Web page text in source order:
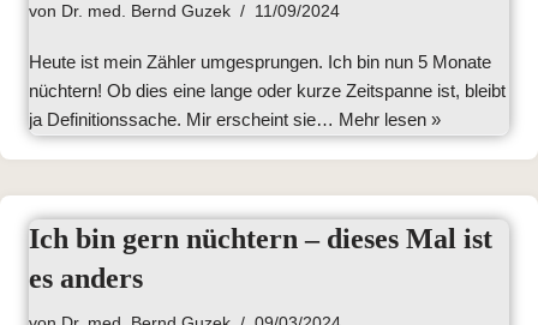
von Dr. med. Bernd Guzek 11/09/2024
Heute ist mein Zähler umgesprungen. Ich bin nun 5 Monate
nüchtern! Ob dies eine lange oder kurze Zeitspanne ist, bleibt
ja Definitionssache. Mir erscheint sie… Mehr lesen »
Ich bin gern nüchtern – dieses Mal ist
es anders